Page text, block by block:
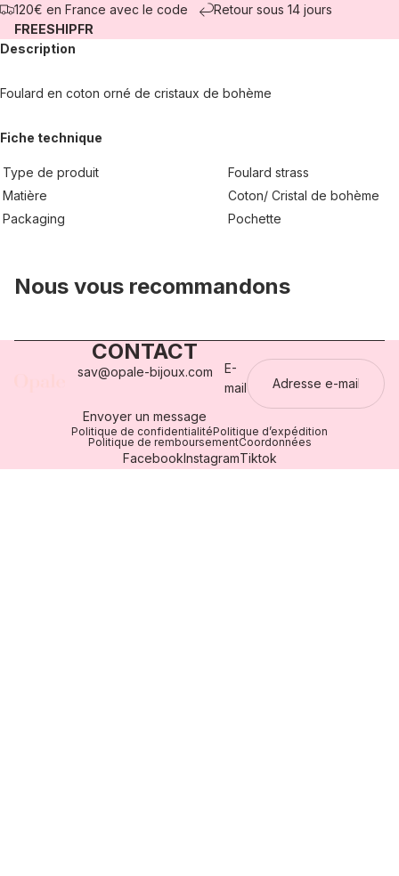
120€ en France avec le code
FREESHIPFR
Retour sous 14 jours
Description
Foulard en coton orné de cristaux de bohème
Fiche technique
Type de produit
Foulard strass
Matière
Coton/ Cristal de bohème
Packaging
Pochette
Nous vous recommandons
CONTACT
sav@opale-bijoux.com
Envoyer un message
E-
mail
Politique de confidentialitéPolitique d’expédition
Politique de remboursementCoordonnées
FacebookInstagramTiktok